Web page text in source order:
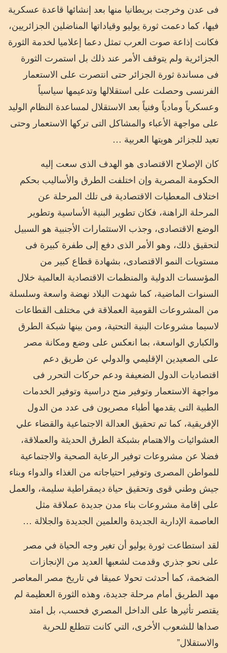
فى عدن وخرجت بريطانيا منها بعد إنشائها قاعدة عسكرية
فيها، كما دعمت ثورة يوليو ﻭﻗﻴﺎﺩﺍﺗﻬﺎ ﺍﻟﻤﻨﺎﺿﻠﻴﻦ ﺍﻟﺠﺰﺍﺋﺮﻳﻴﻦ،
ﻓﻜﺎﻧﺖ ﺇﺫﺍﻋﺔ ﺻﻮﺕ ﺍﻟﻌﺮﺏ ﺗﻤﺜﻞ ﺩﻋﻤﺎ ﺇﻋﻼﻣﻴﺎ ﻟﺨﺪﻣﺔ ﺍﻟﺜﻮﺭﺓ
ﺍﻟﺠﺰﺍﺋﺮﻳﺔ ولم يتوقف الأمر عند ذلك بل استمرت الثورة
فى ﻣﺴﺎﻧﺪﺓ ﺛﻮﺭﺓ ﺍﻟﺠﺰﺍﺋﺮ ﺣﺘﻰ ﺍﻧﺘﺼﺮﺕ ﻋﻠﻰ ﺍﻻﺳﺘﻌﻤﺎﺭ
ﺍﻟﻔﺮﻧﺴﻰ ﻭﺣﺼﻠﺖ ﻋﻠﻰ ﺍﺳﺘﻘﻼﻟﻬﺎ وﺗﺪعيمها ﺳﻴﺎﺳﻴﺎً
ﻭﻋﺴﻜﺮﻳﺎً ﻭﻣﺎﺩﻳﺎً ﻭﻓﻨﻴﺎً ﺑﻌﺪ ﺍﻻﺳﺘﻘﻼﻝ ﻟﻤﺴﺎﻋﺪﺓ ﺍﻟﻨﻈﺎﻡ ﺍﻟﻮﻟﻴﺪ
ﻋﻠﻰ ﻣﻮﺍﺟﻬﺔ ﺍﻷﻋﺒﺎﺀ ﻭﺍﻟﻤﺸﺎﻛﻞ ﺍﻟﺘﻰ ﺗﺮﻛﻬﺎ ﺍﻻﺳﺘﻌﻤﺎﺭ ﻭﺣﺘﻰ
ﺗﻌﻴﺪ ﻟﻠﺠﺰﺍﺋﺮ ﻫﻮﻳﺘﻬﺎ ﺍﻟﻌﺮﺑﻴﺔ …
كان الإصلاح الاقتصادى هو الهدف الذى سعت إليه
الحكومة المصرية وإن اختلفت الطرق والأساليب بحكم
اختلاف المعطيات الاقتصادية فى تلك المرحلة عن
المرحلة الراهنة، فكان تطوير البنية الأساسية وتطوير
الوضع الاقتصادى، وجذب الاستثمارات الأجنبية هو السبيل
لتحقيق ذلك، وهو الأمر الذى دفع إلى طفرة كبيرة فى
مستويات النمو الاقتصادى، بشهادة قطاع كبير من
المؤسسات الدولية والمنظمات الاقتصادية العالمية خلال
السنوات الماضية، كما شهدت البلاد نهضة واسعة وسلسلة
من المشروعات القومية العملاقة في مختلف القطاعات
لاسيما مشروعات البنية التحتية، ومن بينها شبكة الطرق
والكباري الواسعة، بما انعكس على وضع ومكانة مصر
على الصعيدين الإقليمي والدولي عن طريق دعم
اقتصاديات الدول الضعيفة ودعم حركات التحرر فى
مواجهة الاستعمار وتوفير منح دراسية وتوفير الخدمات
الطبية التى يقدمها أطباء مصريون فى عدد من الدول
الإفريقية، كما تم تحقيق العدالة الاجتماعية والقضاء علي
العشوائيات والاهتمام بشبكة الطرق الحديثة والعملاقة،
فضلا عن مشروعات توفير الرعاية الصحية والاجتماعية
للمواطن المصرى وتوفير احتياجاته من الغذاء والدواء وبناء
جيش وطني قوى وتحقيق حياة ديمقراطية سليمة، والعمل
على إقامة مشروعات بناء مدن جديدة عملاقة مثل
العاصمة الإدارية الجديدة والعلمين الجديدة والجلالة …
لقد استطاعت ثورة يوليو أن تغير وجه الحياة في مصر
على نحو جذري وقدمت لشعبها العديد من الإنجازات
الضخمة، كما أحدثت تحولا عميقا في تاريخ مصر المعاصر
مهد الطريق أمام مرحلة جديدة، وهذه الثورة العظيمة لم
يقتصر تأثيرها على الداخل المصري فحسب، بل امتد
صداها للشعوب الأخرى، التي كانت تتطلع للحرية
والاستقلال”